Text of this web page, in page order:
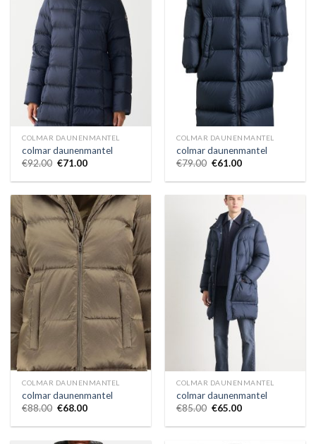
COLMAR DAUNENMANTEL
colmar daunenmantel
€92.00 €71.00
COLMAR DAUNENMANTEL
colmar daunenmantel
€79.00 €61.00
COLMAR DAUNENMANTEL
colmar daunenmantel
€88.00 €68.00
COLMAR DAUNENMANTEL
colmar daunenmantel
€85.00 €65.00